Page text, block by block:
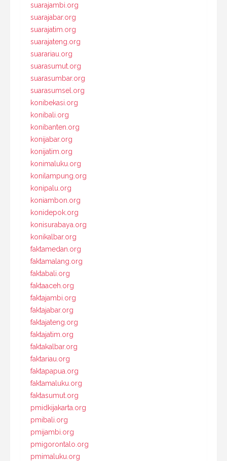
suarajambi.org
suarajabar.org
suarajatim.org
suarajateng.org
suarariau.org
suarasumut.org
suarasumbar.org
suarasumsel.org
konibekasi.org
konibali.org
konibanten.org
konijabar.org
konijatim.org
konimaluku.org
konilampung.org
konipalu.org
koniambon.org
konidepok.org
konisurabaya.org
konikalbar.org
faktamedan.org
faktamalang.org
faktabali.org
faktaaceh.org
faktajambi.org
faktajabar.org
faktajateng.org
faktajatim.org
faktakalbar.org
faktariau.org
faktapapua.org
faktamaluku.org
faktasumut.org
pmidkijakarta.org
pmibali.org
pmijambi.org
pmigorontalo.org
pmimaluku.org